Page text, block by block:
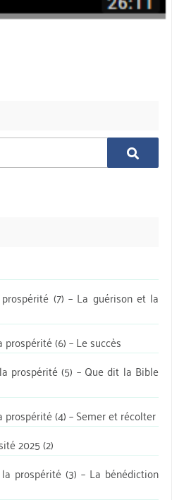
Chercher
(7) – La guérison et la
(6) – Le succès
prospérité (5) – Que dit la Bible
(4) – Semer et récolter
2025 (2)
prospérité (3) – La bénédiction